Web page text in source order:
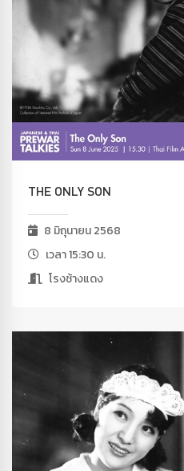
THE ONLY SON
8 มิถุนายน 2568
เวลา 15:30 น.
โรงช้างแดง